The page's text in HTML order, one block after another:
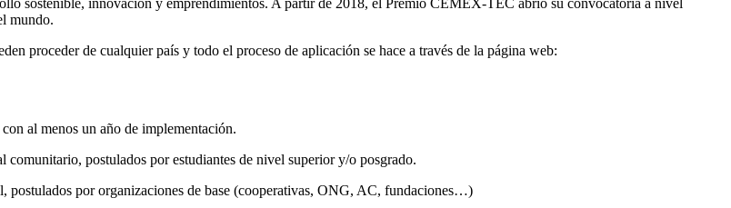
mundo.
proceder de cualquier país y todo el proceso de aplicación se hace a través de la página web:
al menos un año de implementación.
postulados por estudiantes de nivel superior y/o posgrado.
por organizaciones de base (cooperativas, ONG, AC, fundaciones…)